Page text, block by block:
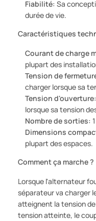
Fiabilité: Sa
durée de vie.
Caractéristiques
Courant de charge
plupart des
Tension de
charger lorsque sa
Tension d'ouverture:
lorsque sa tension
Nombre de sorties: 1
Dimensions
plupart des espaces.
Comment ça marche ?
Lorsque l'alternateur
séparateur va charger
atteignent la tension
tension atteinte, le